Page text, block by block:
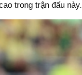
trong trận đấu này.